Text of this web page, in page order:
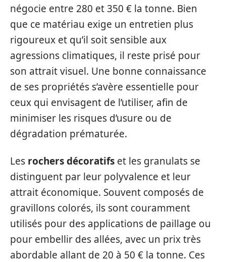
négocie entre 280 et 350 € la tonne. Bien
que ce matériau exige un entretien plus
rigoureux et qu’il soit sensible aux
agressions climatiques, il reste prisé pour
son attrait visuel. Une bonne connaissance
de ses propriétés s’avère essentielle pour
ceux qui envisagent de l’utiliser, afin de
minimiser les risques d’usure ou de
dégradation prématurée.
Les rochers décoratifs et les granulats se
distinguent par leur polyvalence et leur
attrait économique. Souvent composés de
gravillons colorés, ils sont couramment
utilisés pour des applications de paillage ou
pour embellir des allées, avec un prix très
abordable allant de 20 à 50 € la tonne. Ces